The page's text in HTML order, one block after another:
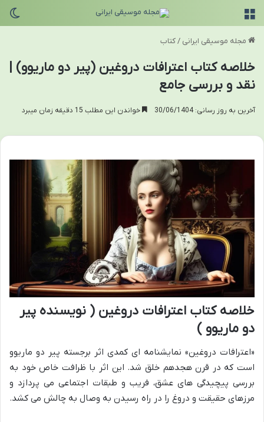
مجله موسیقی ایرانی /کتاب
خلاصه کتاب اعترافات دروغین (پیر دو ماریوو) |
نقد و بررسی جامع
آخرین به روز رسانی: 30/06/1404 خواندن این مطلب 15 دقیقه زمان میبرد
خلاصه کتاب اعترافات دروغین ( نویسنده پیر
دو ماریوو )
«اعترافات دروغین» نمایشنامه ای کمدی اثر برجسته پیر دو ماریوو
است که در قرن هجدهم خلق شد. این اثر با ظرافت خاص خود به
بررسی پیچیدگی های عشق، فریب و طبقات اجتماعی می پردازد و
مرزهای حقیقت و دروغ را در راه رسیدن به وصال به چالش می کشد.